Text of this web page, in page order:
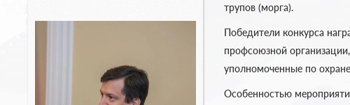
трупов (морга).
Победители конкурса
профсоюзной
уполномоченные по
Особенностью